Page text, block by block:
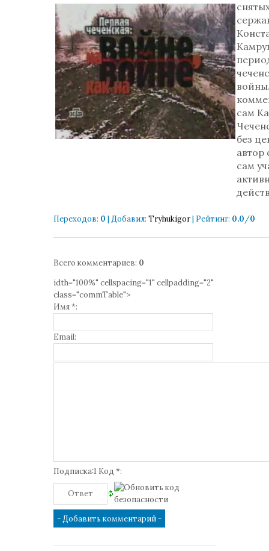
сам
без
сам
Переходов: 0 | Добавил: Tryhukigor| Рейтинг: 0.0/0
Всего комментариев: 0
idth="100%" cellspacing="1" cellpadding="2"
class="commTable">
Имя *:
Email:
Подписка:1 Код *: